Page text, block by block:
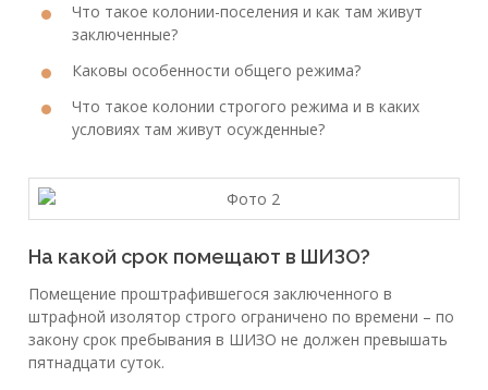
Что такое колонии-поселения и как там живут
заключенные?
Каковы особенности общего режима?
Что такое колонии строгого режима и в каких
условиях там живут осужденные?
На какой срок помещают в ШИЗО?
Помещение проштрафившегося заключенного в
штрафной изолятор строго ограничено по времени – по
закону срок пребывания в ШИЗО не должен превышать
пятнадцати суток.